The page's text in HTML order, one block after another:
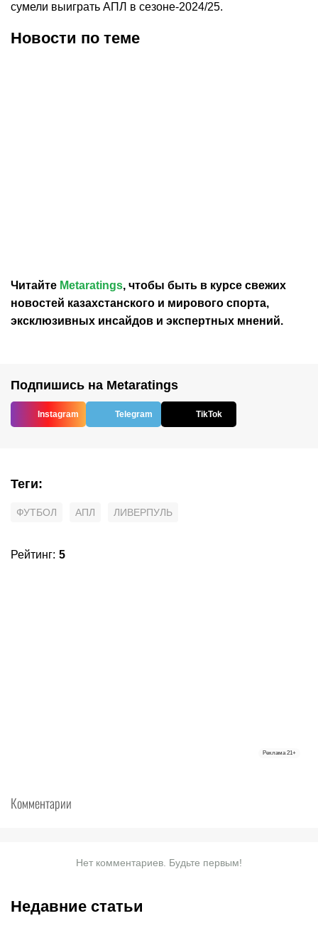
сумели выиграть АПЛ в сезоне-2024/25.
Новости по теме
Читайте Metaratings, чтобы быть в курсе свежих
новостей казахстанского и мирового спорта,
эксклюзивных инсайдов и экспертных мнений.
Подпишись на Metaratings
Instagram Telegram TikTok
Теги:
ФУТБОЛ АПЛ ЛИВЕРПУЛЬ
Рейтинг: 5
Реклама 21+
Комментарии
Нет комментариев. Будьте первым!
Недавние статьи